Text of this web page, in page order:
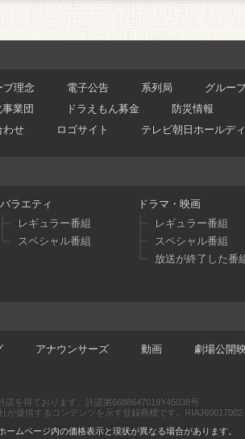
プ理念 電子公告 系列局 グルー
業団 ドラえもん募金 防災情報
わせ ロゴサイト テレビ朝日ホールデ
バラエティ
レギュラー番組
スペシャル番組
ドラマ・映画
レギュラー番組
スペシャル番組
放送が終了した番
アナウンサーズ 動画 劇場公開
を得ております。許諾第6688647019Y45038号
が提供するコンテンツを示す登録商標です。RIAJ60017002
ムページ内の価格表示と現状が異なる場合があります。